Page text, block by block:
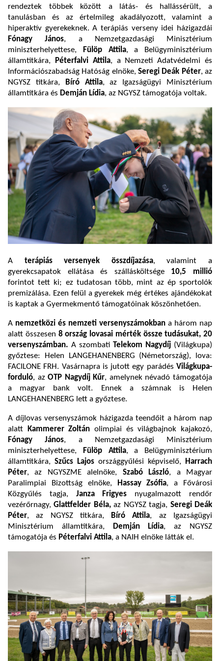
rendeztek többek között a látás- és hallássérült, a
tanulásban és az értelmileg akadályozott, valamint a
hiperaktív gyerekeknek. A terápiás verseny idei házigazdái
Fónagy János, a Nemzetgazdasági Minisztérium
miniszterhelyettese, Fülöp Attila, a Belügyminisztérium
államtitkára, Péterfalvi Attila, a Nemzeti Adatvédelmi és
Információszabadság Hatóság elnöke, Seregi Deák Péter, az
NGYSZ titkára, Bíró Attila, az Igazságügyi Minisztérium
államtitkára és Demján Lídia, az NGYSZ támogatója voltak.
A terápiás versenyek összdíjazása, valamint a
gyerekcsapatok ellátása és szállásköltsége 10,5 millió
forintot tett ki; ez tudatosan több, mint az ép sportolók
premizálása. Ezen felül a gyerekek még értékes ajándékokat
is kaptak a Gyermekmentő támogatóinak köszönhetően.
A nemzetközi és nemzeti versenyszámokban a három nap
alatt összesen 8 ország lovasai mérték össze tudásukat, 20
versenyszámban. A szombati Telekom Nagydíj (Világkupa)
győztese: Helen LANGEHANENBERG (Németország), lova:
FACILONE FRH. Vasárnapra is jutott egy parádés Világkupa-
forduló, azOTP Nagydíj Kűr, amelynek névadó támogatója
a magyar bank volt. Ennek a számnak is Helen
LANGEHANENBERG lett a győztese.
A díjlovas versenyszámok házigazda teendőit a három nap
alatt
Kammerer Zoltán olimpiai és világbajnok kajakozó,
Fónagy János, a Nemzetgazdasági Minisztérium
miniszterhelyettese,
Fülöp Attila, a Belügyminisztérium
államtitkára, Szűcs Lajos országgyűlési képviselő,
Harrach
Péter, az NGYSZME alelnöke, Szabó László, a Magyar
Paralimpiai Bizottság elnöke,
Hassay Zsófia, a Fővárosi
Közgyűlés tagja, Janza Frigyes nyugalmazott rendőr
vezérőrnagy,Glattfelder Béla,az NGYSZ tagja, Seregi Deák
Péter, az NGYSZ titkára, Bíró Attila, az Igazságügyi
Minisztérium államtitkára, Demján Lídia, az NGYSZ
támogatója és Péterfalvi Attila, a NAIH elnöke látták el.